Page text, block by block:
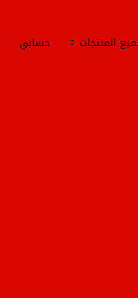
المنتجات حسابي